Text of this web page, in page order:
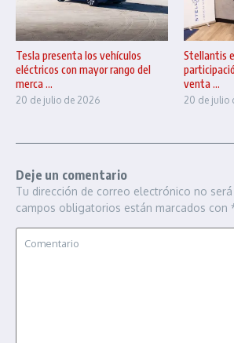
Tesla presenta los vehículos
eléctricos con mayor rango del
merca ...
20 de julio de 2026
Stellantis
venta ...
20 de julio
Deje un comentario
Tu dirección de correo electrónico no
campos obligatorios están marcados con